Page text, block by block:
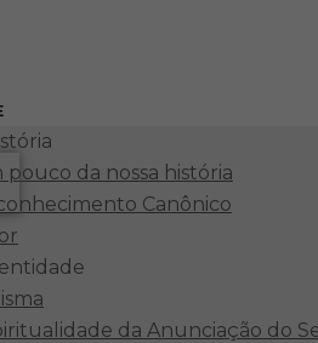
pouco da nossa história
Canônico
da Anunciação do